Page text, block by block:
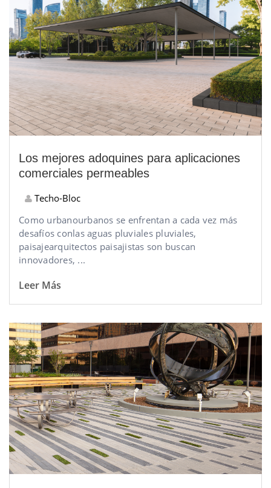
Los mejores adoquines para aplicaciones
comerciales permeables
Techo-Bloc
Como urbanourbanos se enfrentan a cada vez más
desafíos conlas aguas pluvialespluviales,
paisajearquitectos paisajistas son buscan
innovadores, ...
Leer Más